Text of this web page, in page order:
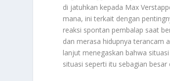
di jatuhkan kepada Max
mana, ini terkait dengan
reaksi spontan pembalap saat
dan merasa hidupnya terancam
lanjut menegaskan bahwa
situasi seperti itu sebagian